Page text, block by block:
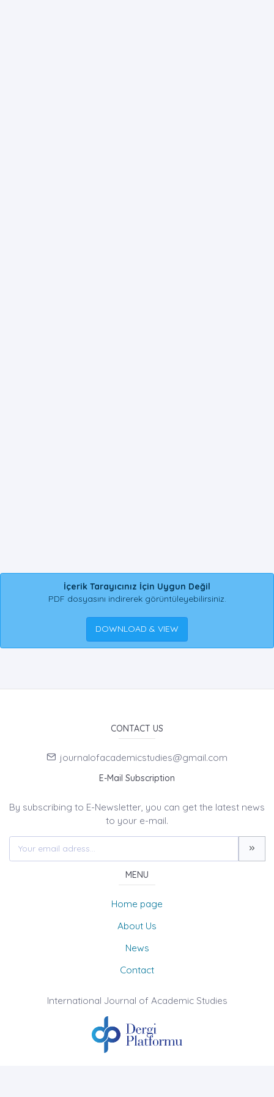
İçerik Tarayıcınız İçin Uygun Değil
PDF dosyasını indirerek görüntüleyebilirsiniz.
DOWNLOAD & VIEW
CONTACT US
journalofacademicstudies@gmail.com
E-Mail Subscription
By subscribing to E-Newsletter, you can get the latest news
to your e-mail.
MENU
Home page
About Us
News
Contact
International Journal of Academic Studies